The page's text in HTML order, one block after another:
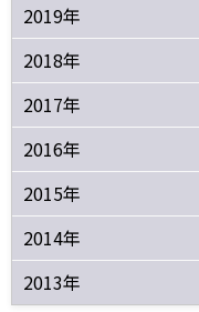
2019年
2018年
2017年
2016年
2015年
2014年
2013年